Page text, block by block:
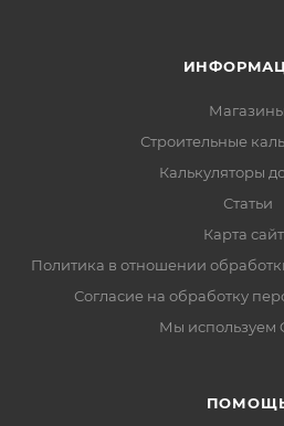
Магазины
Строительные
Калькуляторы
Статьи
Карта
Политика в отношении
Согласие на обработку
Мы используем